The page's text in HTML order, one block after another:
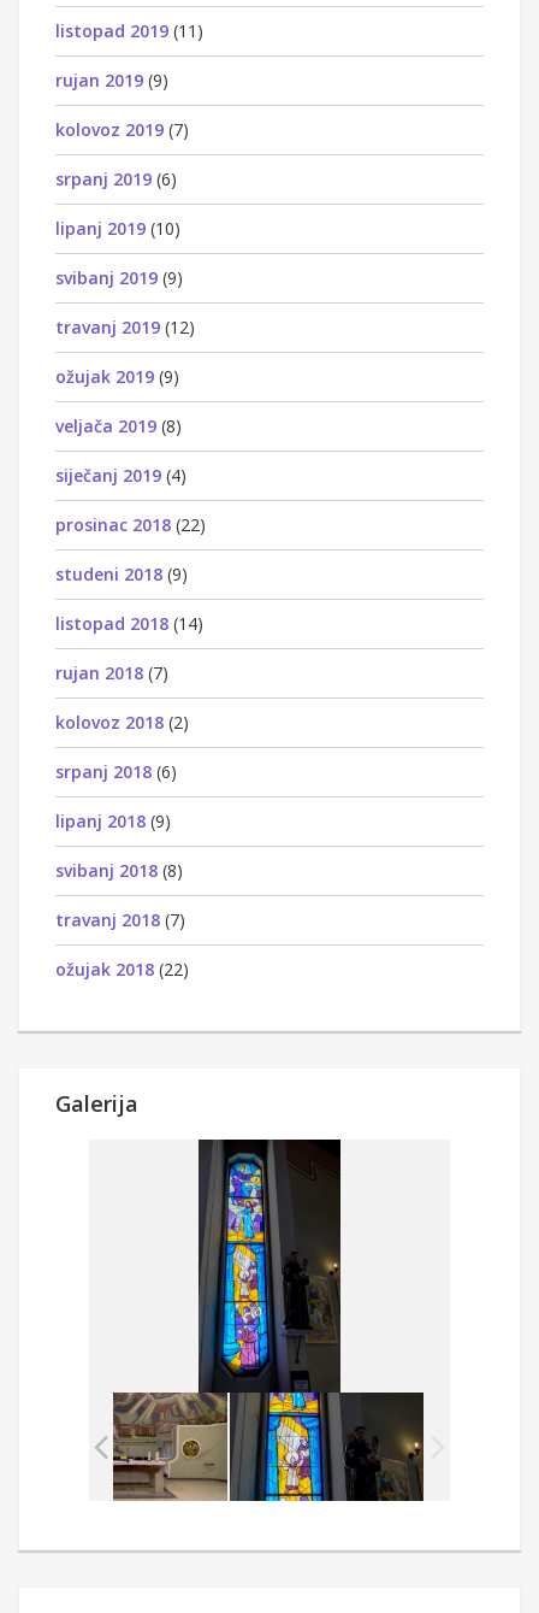
listopad 2019 (11)
rujan 2019 (9)
kolovoz 2019 (7)
srpanj 2019 (6)
lipanj 2019 (10)
svibanj 2019 (9)
travanj 2019 (12)
ožujak 2019 (9)
veljača 2019 (8)
siječanj 2019 (4)
prosinac 2018 (22)
studeni 2018 (9)
listopad 2018 (14)
rujan 2018 (7)
kolovoz 2018 (2)
srpanj 2018 (6)
lipanj 2018 (9)
svibanj 2018 (8)
travanj 2018 (7)
ožujak 2018 (22)
Galerija